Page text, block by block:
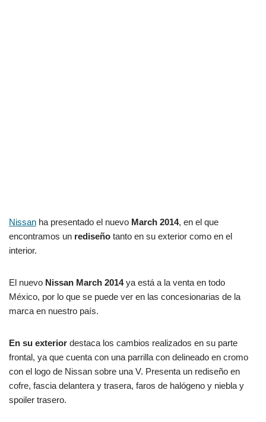
Nissan ha presentado el nuevo March 2014, en el que
encontramos un rediseño tanto en su exterior como en el
interior.
El nuevo Nissan March 2014ya está a la venta en todo
México, por lo que se puede ver en las concesionarias de la
marca en nuestro país.
En su exterior destaca los cambios realizados en su parte
frontal, ya que cuenta con una parrilla con delineado en cromo
con el logo de Nissan sobre una V. Presenta un rediseño en
cofre, fascia delantera y trasera, faros de halógeno y niebla y
spoiler trasero.